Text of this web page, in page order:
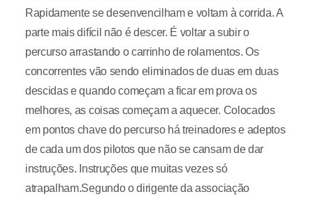
Rapidamente se desenvencilham e voltam à corrida. A
parte mais difícil não é descer. É voltar a subir o
percurso arrastando o carrinho de rolamentos. Os
concorrentes vão sendo eliminados de duas em duas
descidas e quando começam a ficar em prova os
melhores, as coisas começam a aquecer. Colocados
em pontos chave do percurso há treinadores e adeptos
de cada um dos pilotos que não se cansam de dar
instruções. Instruções que muitas vezes só
atrapalham.Segundo o dirigente da associação